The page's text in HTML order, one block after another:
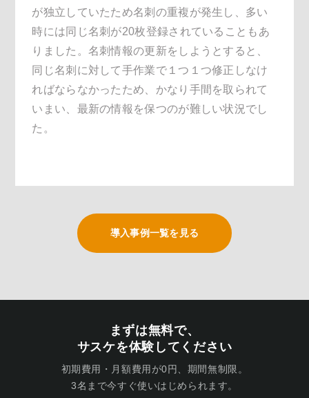
が独立していたため名刺の重複が発生し、多い
時には同じ名刺が20枚登録されていることもあ
りました。名刺情報の更新をしようとすると、
同じ名刺に対して手作業で１つ１つ修正しなけ
ればならなかったため、かなり手間を取られて
いまい、最新の情報を保つのが難しい状況でし
た。
導入事例一覧を見る
まずは無料で、
サスケを体験してください
初期費用・月額費用が0円、期間無制限。
3名まで今すぐ使いはじめられます。